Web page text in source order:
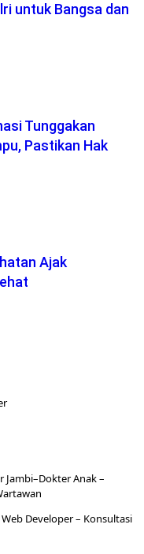
untuk Bangsa dan
Tunggakan
Pastikan Hak
Ajak
Jambi–DokterAnak –
Web Developer– Konsultasi